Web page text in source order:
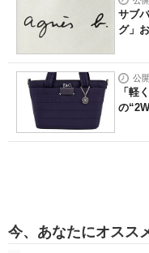
サブ
グ」
公
「軽
の
今、あなたにオスス